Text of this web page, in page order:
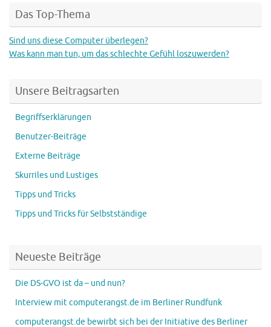
Das Top-Thema
Sind uns diese Computer überlegen?
Was kann man tun, um das schlechte Gefühl loszuwerden?
Unsere Beitragsarten
Begriffserklärungen
Benutzer-Beiträge
Externe Beiträge
Skurriles und Lustiges
Tipps und Tricks
Tipps und Tricks für Selbstständige
Neueste Beiträge
Die DS-GVO ist da – und nun?
Interview mit computerangst.de im Berliner Rundfunk
computerangst.de bewirbt sich bei der Initiative des Berliner